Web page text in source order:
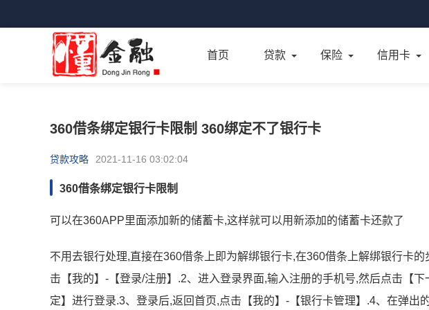
首页 贷款 保险 信用卡
360借条绑定银行卡限制 360绑定不了银行卡
贷款攻略 2021-11-16 03:02:04
360借条绑定银行卡限制
可以在360APP里面添加新的储蓄卡,这样就可以用新添加的储蓄卡还款了
不用去银行处理,直接在360借条上即为解绑银行卡,在360借条上解绑银行卡的
击【我的】-【登录/注册】.2、进入登录界面,输入注册的手机号,然后点击【
定】进行登录.3、登录后,返回首页,点击【我的】-【银行卡管理】.4、在弹出